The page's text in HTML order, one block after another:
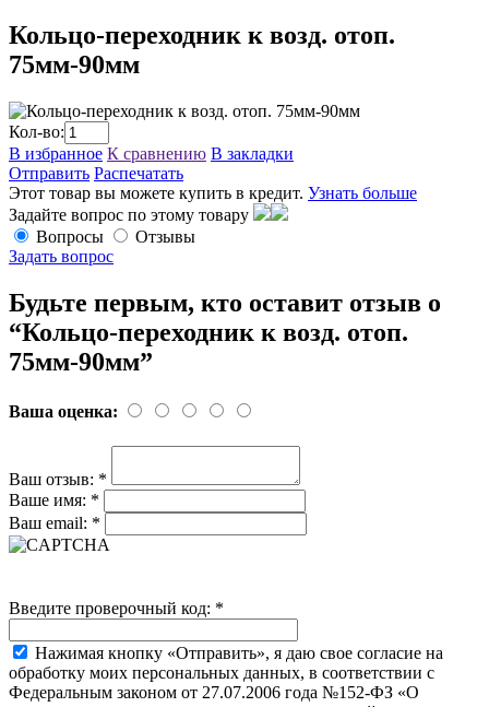
Кольцо-переходник к возд. отоп.
75мм-90мм
Кол-во:
В избранное К сравнению В закладки
Отправить Распечатать
Этот товар вы можете купить в кредит. Узнать больше
Задайте вопрос по этому товару
Вопросы
Отзывы
Задать вопрос
Будьте первым, кто оставит отзыв о
“Кольцо-переходник к возд. отоп.
75мм-90мм”
Ваша оценка:
Ваш отзыв: *
Ваше имя: *
Ваш email: *
Введите проверочный код: *
Нажимая кнопку «Отправить», я даю свое согласие на
обработку моих персональных данных, в соответствии с
Федеральным законом от 27.07.2006 года №152-ФЗ «О